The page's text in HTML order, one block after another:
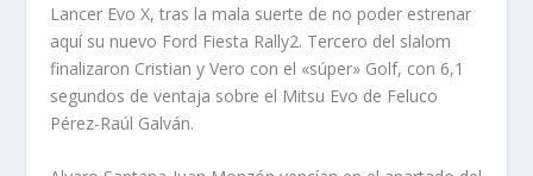
Lancer Evo X, tras la mala suerte de no poder estrenar
aquí su nuevo Ford Fiesta Rally2. Tercero del slalom
finalizaron Cristian y Vero con el «súper» Golf, con 6,1
segundos de ventaja sobre el Mitsu Evo de Feluco
Pérez-Raúl Galván.